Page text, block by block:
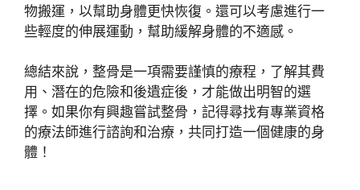
物搬運，以幫助身體更快恢復。還可以考慮進行一
些輕度的伸展運動，幫助緩解身體的不適感。
總結來說，整骨是一項需要謹慎的療程，了解其費
用、潛在的危險和後遺症後，才能做出明智的選
擇。如果你有興趣嘗試整骨，記得尋找有專業資格
的療法師進行諮詢和治療，共同打造一個健康的身
體！